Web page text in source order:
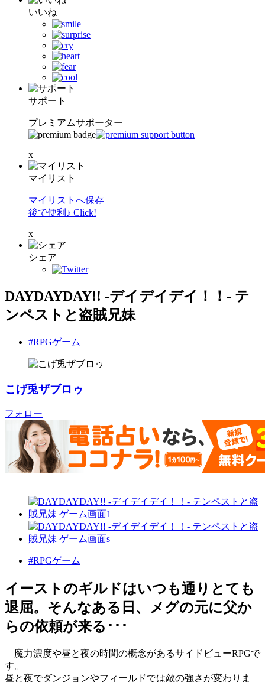
いいね
サポート
プレミアムサポーター
x
マイリスト
マイリストへ保存
後で便利♪ Click!
x
シェア
DAYDAYDAY!! -デイデイデイ！！- テ
ンペストと盗賊兄妹
#RPGゲーム
こげ兎ザブロゥ
フォロー
#RPGゲーム
イーストのギルドはいつも通りとても
退屈。そんなある日、メグの元に父か
らの依頼が来る･･･
魔力濃度や昼と夜の時間の概念があるサイドビューRPGで
す。
昼と夜でダンジョンやフィールドでは敵の強さが変わりま